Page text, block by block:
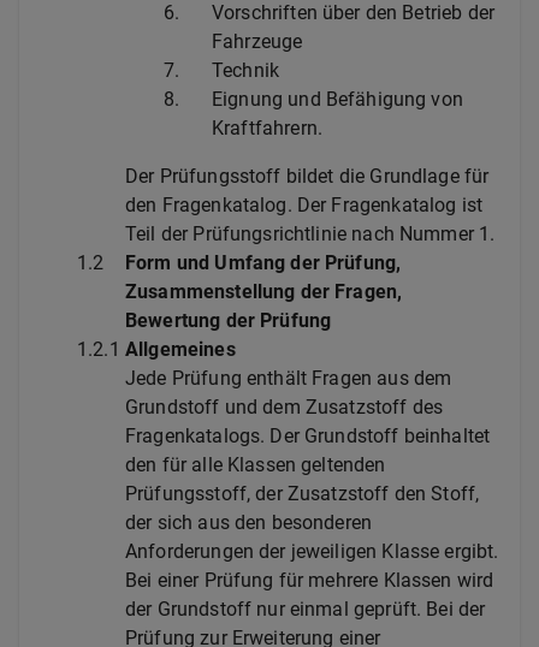
6.
Vorschriften über den Betrieb der
Fahrzeuge
7.
Technik
8.
Eignung und Befähigung von
Kraftfahrern.
Der Prüfungsstoff bildet die Grundlage für
den Fragenkatalog. Der Fragenkatalog ist
Teil der Prüfungsrichtlinie nach Nummer 1.
1.2
Form und Umfang der Prüfung,
Zusammenstellung der Fragen,
Bewertung der Prüfung
1.2.1 Allgemeines
Jede Prüfung enthält Fragen aus dem
Grundstoff und dem Zusatzstoff des
Fragenkatalogs. Der Grundstoff beinhaltet
den für alle Klassen geltenden
Prüfungsstoff, der Zusatzstoff den Stoff,
der sich aus den besonderen
Anforderungen der jeweiligen Klasse ergibt.
Bei einer Prüfung für mehrere Klassen wird
der Grundstoff nur einmal geprüft. Bei der
Prüfung zur Erweiterung einer